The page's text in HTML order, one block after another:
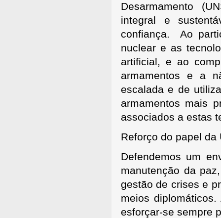
Desarmamento
integral e
confiança. Ao
nuclear e as
artificial, e ao
armamentos e a
escalada e de
armamentos mais
associados a estas
Reforço do papel
Defendemos um
manutenção da
gestão de crises e
meios
esforçar-se sempre